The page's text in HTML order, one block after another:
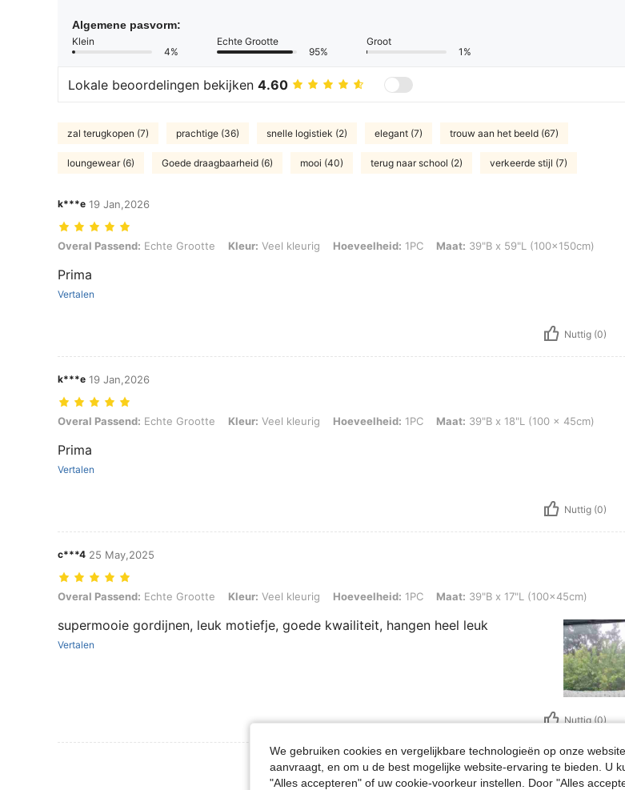
Algemene pasvorm:
Klein
4%
Echte Grootte
95%
Groot
1%
Lokale beoordelingen bekijken 4.60
zal terugkopen (7) prachtige (36) snelle logistiek (2) elegant (7) trouw aan het beeld (67)
loungewear (6) Goede draagbaarheid (6) mooi (40) terug naar school (2) verkeerde stijl (7)
k***e 19 Jan,2026
Overal Passend: Echte Grootte, Kleur: Veel kleurig, Hoeveelheid: 1PC, Maat: 39"B x 59"L (100x150cm)
Overal Passend: Echte Grootte Kleur: Veel kleurig Hoeveelheid: 1PC Maat: 39"B x 59"L (100x150cm)
Prima
Vertalen
Nuttig (0)
k***e 19 Jan,2026
Overal Passend: Echte Grootte, Kleur: Veel kleurig, Hoeveelheid: 1PC, Maat: 39"B x 18"L (100 x 45cm)
Overal Passend: Echte Grootte Kleur: Veel kleurig Hoeveelheid: 1PC Maat: 39"B x 18"L (100 x 45cm)
Prima
Vertalen
Nuttig (0)
c***4 25 May,2025
Overal Passend: Echte Grootte, Kleur: Veel kleurig, Hoeveelheid: 1PC, Maat: 39"B x 17"L (100x45cm)
Overal Passend: Echte Grootte Kleur: Veel kleurig Hoeveelheid: 1PC Maat: 39"B x 17"L (100x45cm)
supermooie gordijnen, leuk motiefje, goede kwailiteit, hangen heel leuk
Vertalen
Nuttig (0)
Meer Beoordelingen Bekijken
We gebruiken cookies en vergelijkbare technologieën op onze
aanvraagt, en om u de best mogelijke website-ervaring te bieden. U
"Alles accepteren" of uw cookie-voorkeur instellen. Door "Alles